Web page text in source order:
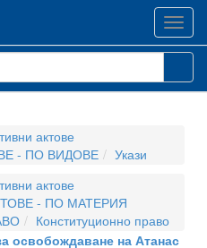
актове
- ПО ВИДОВЕ
Укази
актове
- ПО МАТЕРИЯ
Конституционно право
освобождаване на Атанас